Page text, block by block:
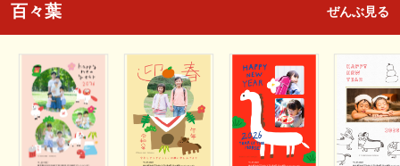
百々葉 ぜんぶ見る